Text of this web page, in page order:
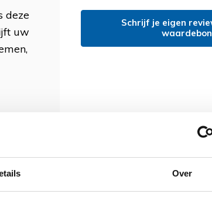
Over
deze
uw
Schrijf je eigen